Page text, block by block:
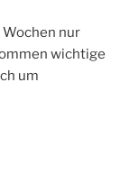
nur
wichtige
um